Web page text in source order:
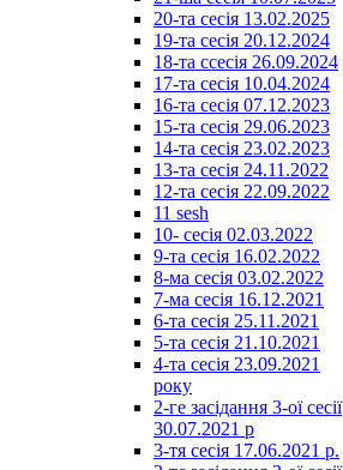
20-та сесія 13.02.2025
19-та сесія 20.12.2024
18-та ссесія 26.09.2024
17-та сесія 10.04.2024
16-та сесія 07.12.2023
15-та сесія 29.06.2023
14-та сесія 23.02.2023
13-та сесія 24.11.2022
12-та сесія 22.09.2022
11 sesh
10- сесія 02.03.2022
9-та сесія 16.02.2022
8-ма сесія 03.02.2022
7-ма сесія 16.12.2021
6-та сесія 25.11.2021
5-та сесія 21.10.2021
4-та сесія 23.09.2021
року
2-ге засідання 3-ої сесії
30.07.2021 р
3-тя сесія 17.06.2021 р.